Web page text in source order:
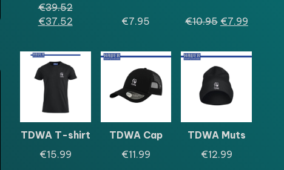
€39.52Oorspronkelijke
prijs
€39.52.
€37.52Huidige
is:
€37.52.
€7.95 €10.95 Oorspronkelijke
was:
€7.99Huidige
is:
TDWA T-shirt
€15.99
TDWA Cap
€11.99
TDWA Muts
€12.99